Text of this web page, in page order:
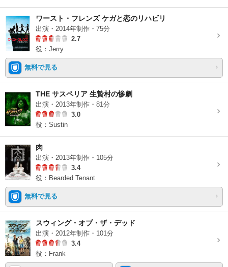
ワースト・フレンズ ケガと恋のリハビリ
出演・2014年制作・75分
2.7
役：Jerry
無料で見る
THE サスペリア 生贄村の惨劇
出演・2013年制作・81分
3.0
役：Sustin
肉
出演・2013年制作・105分
3.4
役：Bearded Tenant
無料で見る
スウィング・オブ・ザ・デッド
出演・2012年制作・101分
3.4
役：Frank